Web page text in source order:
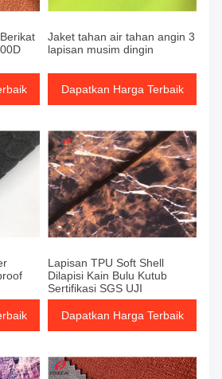
Jaket tahan air tahan angin 3
lapisan musim dingin
Dapatkan Harga Terbaik
Lapisan TPU Soft Shell
Dilapisi Kain Bulu Kutub
Sertifikasi SGS UJI
Dapatkan Harga Terbaik